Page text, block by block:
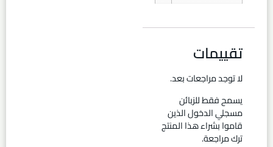
تقييمات
لا توجد مراجعات بعد.
يسمح فقط للزبائن
مسجلي الدخول الذين
قاموا بشراء هذا المنتج
ترك مراجعة.